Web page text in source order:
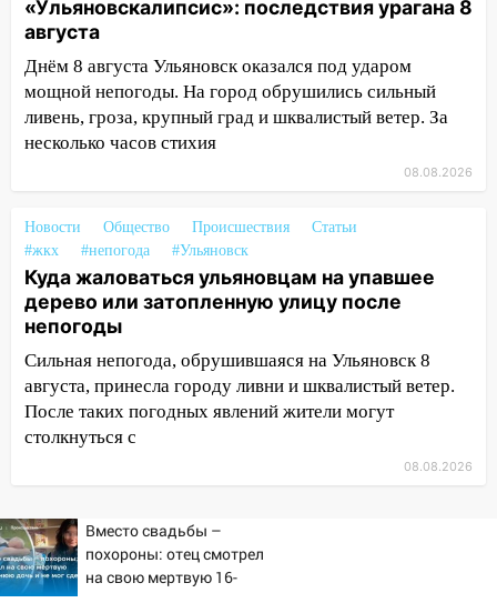
урагана 8 августа
16:38
области на 9 августа
16:34 Из-за мощной непогоды в
Ульяновске отменили фестиваль «Наше
Ульяновской области намолотил более
100 тысяч тонн зерна
15:17 В колледжи и техникумы
Ульяновской области подали более 10
тысяч заявлений
15:04 Фоторепортаж с улиц Ульяновска
после шторма: поваленные деревья и
затопленные улицы
Ураган вырвал остановку на улице
14:26
Жители Ульяновска сами
пытаются расчистить ливнёвки, не
дождавшись коммунальщиков
«Ульяновскалипсис»: последствия урагана 8
августа
Днём 8 августа Ульяновск оказался под ударом
мощной непогоды. На город обрушились сильный
ливень, гроза, крупный град и шквалистый ветер. За
несколько часов стихия
08.08.2026
Новости Общество Происшествия
Статьи
#жкх
#непогода #Ульяновск
Куда жаловаться ульяновцам на упавшее
дерево или затопленную улицу после
непогоды
Сильная непогода, обрушившаяся на Ульяновск 8
августа, принесла городу ливни и шквалистый ветер.
После таких погодных явлений жители могут
столкнуться с
08.08.2026
Вместо свадьбы –
похороны: отец смотрел
на свою мертвую 16-